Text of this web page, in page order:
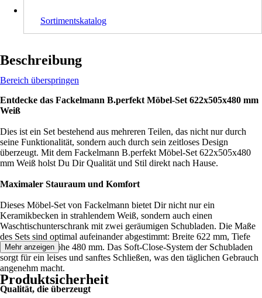
Sortimentskatalog
Beschreibung
Bereich überspringen
Entdecke das Fackelmann B.perfekt Möbel-Set 622x505x480 mm
Weiß
Dies ist ein Set bestehend aus mehreren Teilen, das nicht nur durch
seine Funktionalität, sondern auch durch sein zeitloses Design
überzeugt. Mit dem Fackelmann B.perfekt Möbel-Set 622x505x480
mm Weiß holst Du Dir Qualität und Stil direkt nach Hause.
Maximaler Stauraum und Komfort
Dieses Möbel-Set von Fackelmann bietet Dir nicht nur ein
Keramikbecken in strahlendem Weiß, sondern auch einen
Waschtischunterschrank mit zwei geräumigen Schubladen. Die Maße
des Sets sind optimal aufeinander abgestimmt: Breite 622 mm, Tiefe
505 mm und Höhe 480 mm. Das Soft-Close-System der Schubladen
sorgt für ein leises und sanftes Schließen, was den täglichen Gebrauch
angenehm macht.
Qualität, die überzeugt
Mehr anzeigen
Produktsicherheit